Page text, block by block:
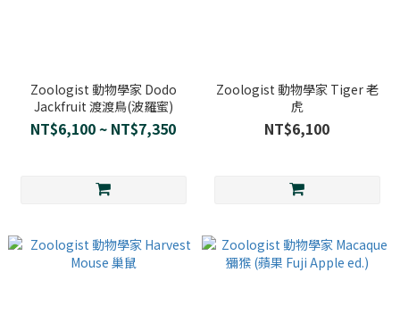
Zoologist 動物學家 Dodo
Jackfruit 渡渡鳥(波羅蜜)
NT$6,100 ~ NT$7,350
Zoologist 動物學家 Tiger 老
虎
NT$6,100